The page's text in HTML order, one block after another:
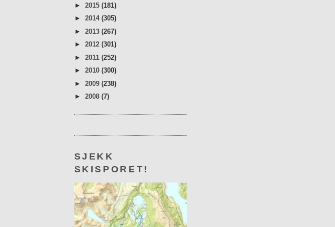
► 2015 (181)
► 2014 (305)
► 2013 (267)
► 2012 (301)
► 2011 (252)
► 2010 (300)
► 2009 (238)
► 2008 (7)
SJEKK
SKISPORET!